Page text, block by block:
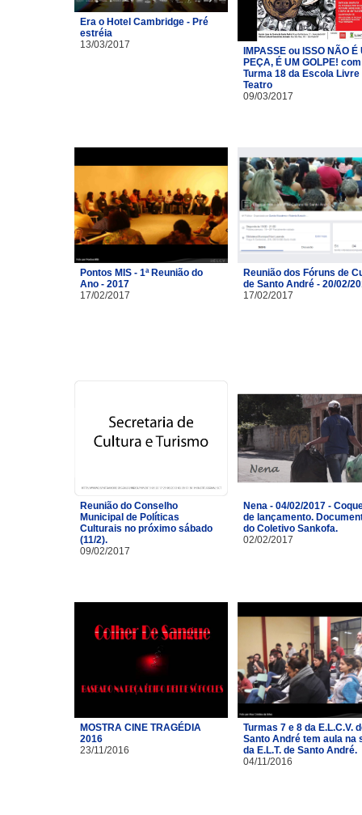
Era o Hotel Cambridge - Pré
estréia
13/03/2017
IMPASSE ou ISSO NÃO É
PEÇA, É UM GOLPE!
Turma 18 da Escola Livre
Teatro​
09/03/2017
Pontos MIS - 1ª Reunião do
Ano - 2017
17/02/2017
Reunião dos Fóruns de
de Santo André - 20/02/
17/02/2017
Reunião do Conselho
Municipal de Políticas
Culturais no próximo sábado
(11/2).
09/02/2017
Nena - 04/02/2017 -
de lançamento.
do Coletivo Sankofa.
02/02/2017
MOSTRA CINE TRAGÉDIA
2016
23/11/2016
Turmas 7 e 8 da E.L.C.V.
Santo André tem aula na
da E.L.T. de Santo André.
04/11/2016